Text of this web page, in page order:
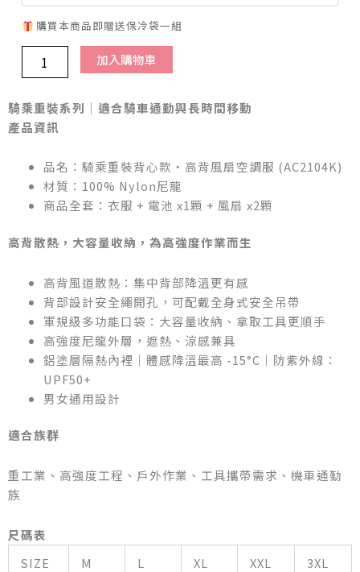
購買本商品即贈送保冷袋一組
加入購物車
騎乘重裝系列｜適合騎車通勤與長時間移動
產品資訊
品名：騎乘重裝背心款・高背風扇空調服 (AC2104K)
材質：100% Nylon尼龍
商品全套：衣服 + 電池 x1顆 + 風扇 x2顆
高背散熱，大容量收納，為高強度作業而生
高背風道散熱：集中背部降溫更有感
背部設計安全繩開孔，可配戴全身式安全吊帶
軍規級多功能口袋：大容量收納、拿取工具更順手
高強度尼龍外層，遮熱、涼感兼具
鋁塗層隔熱內裡｜體感降溫最高 -15°C｜防紫外線：
UPF50+
男女通用設計
適合族群
重工業、高強度工程、戶外作業、工具攜帶需求、機車通勤
族
尺碼表
SIZE
M L XL XXL 3XL